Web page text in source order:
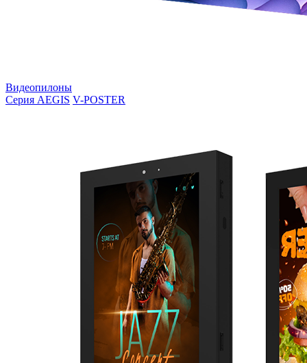
Видеопилоны
Серия AEGIS V-POSTER